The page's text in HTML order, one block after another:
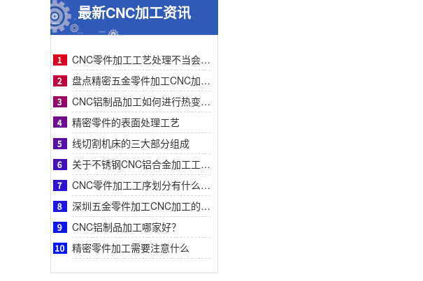
最新CNC加工资讯
CNC零件加工工艺处理不当会有什么影响？
盘点精密五金零件加工CNC加工明显的特征有哪些
CNC铝制品加工如何进行热变形处理？
精密零件的表面处理工艺
线切割机床的三大部分组成
关于不锈钢CNC铝合金加工工艺流程步骤介绍？
CNC零件加工工序划分有什么要求呢
深圳五金零件加工CNC加工的数控系统特点有什么？
CNC铝制品加工哪家好？
精密零件加工需要注意什么